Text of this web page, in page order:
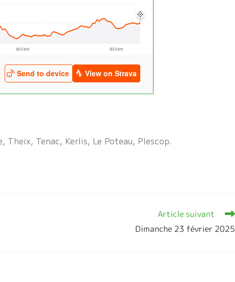
Theix, Tenac, Kerlis, Le Poteau, Plescop.
Article suivant
Dimanche 23 février 2025